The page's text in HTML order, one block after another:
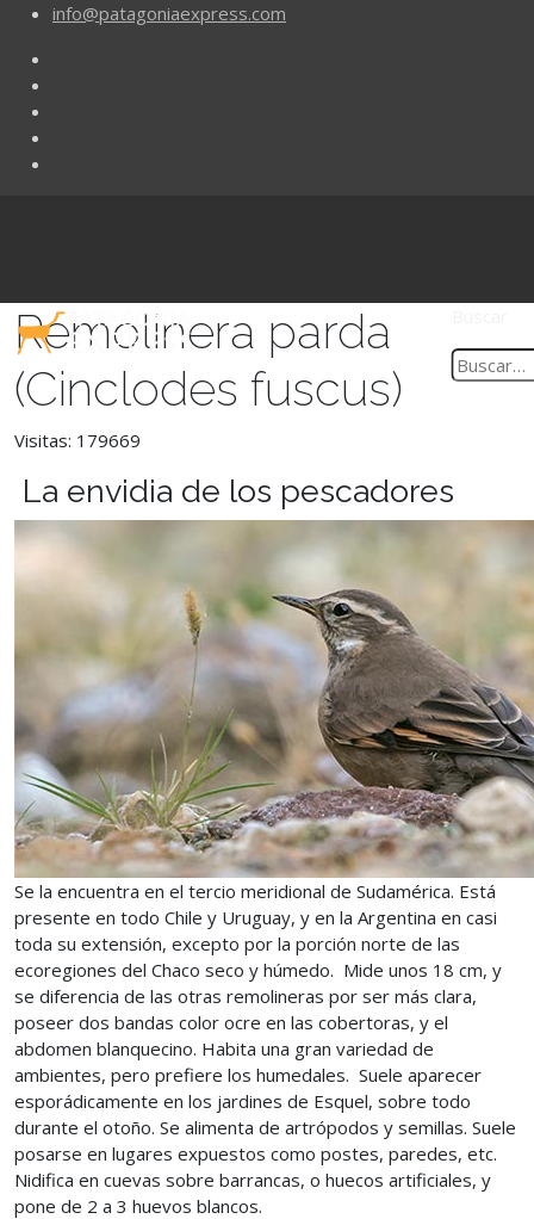
info@patagoniaexpress.com
Remolinera parda
(Cinclodes fuscus)
Visitas: 179669
La envidia de los pescadores
Se la encuentra en el tercio meridional de Sudamérica. Está
presente en todo Chile y Uruguay, y en la Argentina en casi
toda su extensión, excepto por la porción norte de las
ecoregiones del Chaco seco y húmedo. Mide unos 18 cm, y
se diferencia de las otras remolineras por ser más clara,
poseer dos bandas color ocre en las cobertoras, y el
abdomen blanquecino. Habita una gran variedad de
ambientes, pero prefiere los humedales. Suele aparecer
esporádicamente en los jardines de Esquel, sobre todo
durante el otoño. Se alimenta de artrópodos y semillas. Suele
posarse en lugares expuestos como postes, paredes, etc.
Nidifica en cuevas sobre barrancas, o huecos artificiales, y
pone de 2 a 3 huevos blancos.